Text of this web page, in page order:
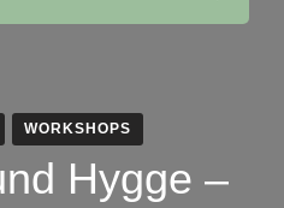
WORKSHOPS
Hygge –